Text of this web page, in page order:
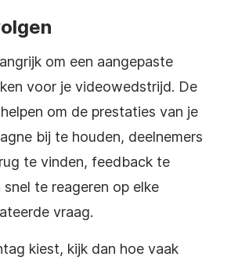
om een aangepaste
voor je videowedstrijd. De
om de prestaties van je
bij te houden, deelnemers
te vinden, feedback te
te reageren op elke
vraag.
kiest, kijk dan hoe vaak